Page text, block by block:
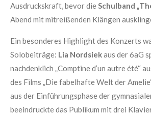
Ausdruckskraft, bevor dieSchulband
Abend mit mitreißenden Klängen
Ein besonderes Highlight des Konzerts
Solobeiträge: Lia Nordsiekaus der 6aG
nachdenklich „Comptine d’un autre été“
des Films „Die fabelhafte Welt der
aus der Einführungsphase der
beeindruckte das Publikum mit drei